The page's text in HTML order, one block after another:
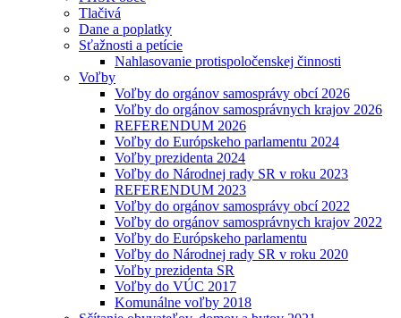
Tlačivá
Dane a poplatky
Sťažnosti a petície
Nahlasovanie protispoločenskej činnosti
Voľby
Voľby do orgánov samosprávy obcí 2026
Voľby do orgánov samosprávnych krajov 2026
REFERENDUM 2026
Voľby do Európskeho parlamentu 2024
Voľby prezidenta 2024
Voľby do Národnej rady SR v roku 2023
REFERENDUM 2023
Voľby do orgánov samosprávy obcí 2022
Voľby do orgánov samosprávnych krajov 2022
Voľby do Európskeho parlamentu
Voľby do Národnej rady SR v roku 2020
Voľby prezidenta SR
Voľby do VÚC 2017
Komunálne voľby 2018